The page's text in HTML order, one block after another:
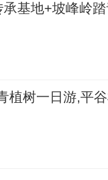
基地+坡峰岭
植树一日游,平